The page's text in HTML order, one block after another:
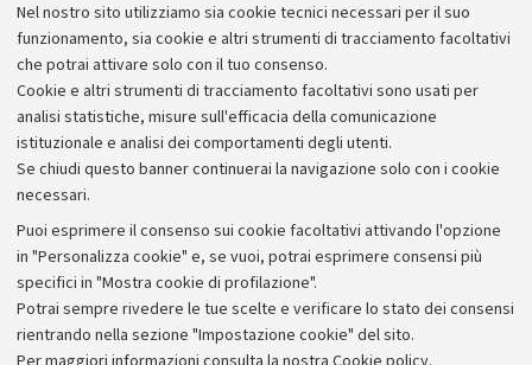
Nel nostro sito utilizziamo sia cookie tecnici necessari per il suo
funzionamento, sia cookie e altri strumenti di tracciamento facoltativi
che potrai attivare solo con il tuo consenso.
Cookie e altri strumenti di tracciamento facoltativi sono usati per
analisi statistiche, misure sull'efficacia della comunicazione
istituzionale e analisi dei comportamenti degli utenti.
Se chiudi questo banner continuerai la navigazione solo con i cookie
necessari.
Puoi esprimere il consenso sui cookie facoltativi attivando l'opzione
in "Personalizza cookie" e, se vuoi, potrai esprimere consensi più
specifici in "Mostra cookie di profilazione".
Potrai sempre rivedere le tue scelte e verificare lo stato dei consensi
rientrando nella sezione "Impostazione cookie" del sito.
Archivio
Comunicati stampa
Redazione
Rassegna stampa